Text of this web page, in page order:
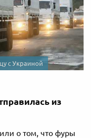
с Украиной
из
о том, что фуры